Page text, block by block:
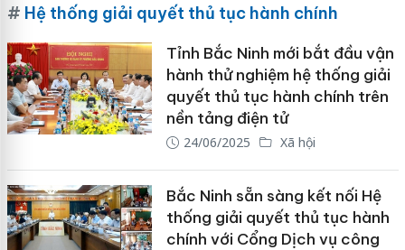
# Hệ thống giải quyết thủ tục hành chính
Tỉnh Bắc Ninh mới bắt đầu vận
hành thử nghiệm hệ thống giải
quyết thủ tục hành chính trên
nền tảng điện tử
24/06/2025 Xã hội
Bắc Ninh sẵn sàng kết nối Hệ
thống giải quyết thủ tục hành
chính với Cổng Dịch vụ công